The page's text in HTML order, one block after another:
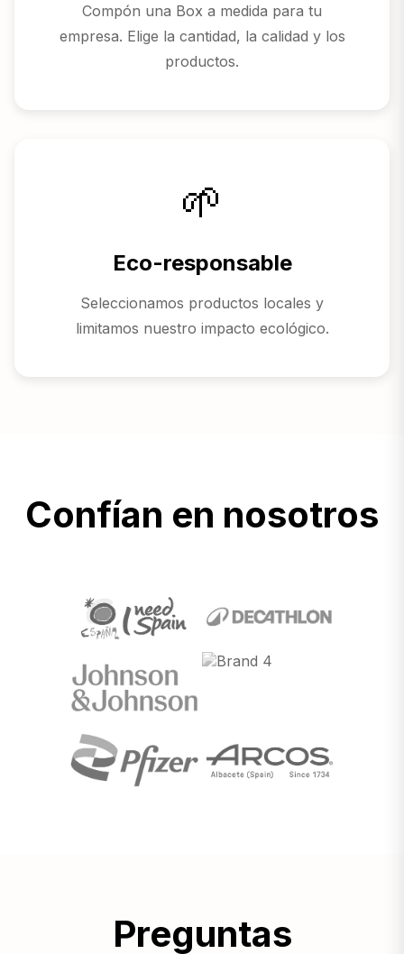
Compón una Box a medida para tu
empresa. Elige la cantidad, la calidad y los
productos.
🌱
Eco-responsable
Seleccionamos productos locales y
limitamos nuestro impacto ecológico.
Confían en nosotros
Preguntas